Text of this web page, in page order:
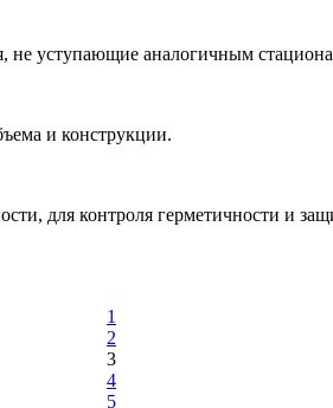
не уступающие аналогичным
и конструкции.
для контроля герметичности и
1
2
3
4
5